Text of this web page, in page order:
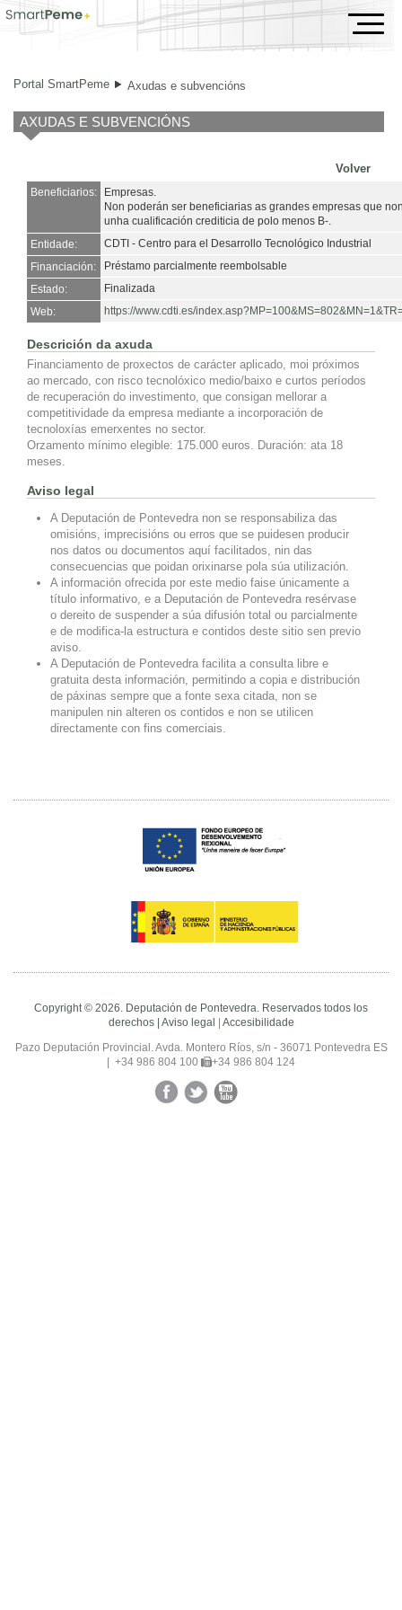
Axudas e subvencións
Portal SmartPeme Axudas e subvencións
AXUDAS E SUBVENCIÓNS
Volver
Beneficiarios:
Empresas.
Non poderán ser beneficiarias as grandes empresas que
unha cualificación crediticia de polo menos B-.
Entidade:
CDTI - Centro para el Desarrollo Tecnológico Industrial
Financiación:
Préstamo parcialmente reembolsable
Estado:
Finalizada
Web:
https://www.cdti.es/
Descrición da axuda
Financiamento de proxectos de carácter aplicado, moi próximos
ao mercado, con risco tecnolóxico medio/baixo e curtos períodos
de recuperación do investimento, que consigan mellorar a
competitividade da empresa mediante a incorporación de
tecnoloxías emerxentes no sector.
Orzamento mínimo elegible: 175.000 euros. Duración: ata 18
meses.
Aviso legal
A Deputación de Pontevedra non se responsabiliza das
omisións, imprecisións ou erros que se puidesen producir
nos datos ou documentos aquí facilitados, nin das
consecuencias que poidan orixinarse pola súa utilización.
A información ofrecida por este medio faise únicamente a
título informativo, e a Deputación de Pontevedra resérvase
o dereito de suspender a súa difusión total ou parcialmente
e de modifica-la estructura e contidos deste sitio sen previo
aviso.
A Deputación de Pontevedra facilita a consulta libre e
gratuita desta información, permitindo a copia e distribución
de páxinas sempre que a fonte sexa citada, non se
manipulen nin alteren os contidos e non se utilicen
directamente con fins comerciais.
Copyright © 2026. Deputación de Pontevedra. Reservados todos los
derechos | Aviso legal | Accesibilidade
Pazo Deputación Provincial. Avda. Montero Ríos, s/n - 36071 Pontevedra ES
| +34 986 804 100
+34 986 804 124
FacebookTwitterYouTube